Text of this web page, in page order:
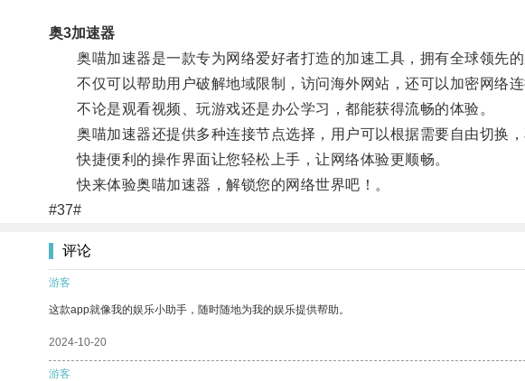
奥3加速器
奥喵加速器是一款专为网络爱好者打造的加速工具，拥有全球领先的
不仅可以帮助用户破解地域限制，访问海外网站，还可以加密网络连
不论是观看视频、玩游戏还是办公学习，都能获得流畅的体验。
奥喵加速器还提供多种连接节点选择，用户可以根据需要自由切换，
快捷便利的操作界面让您轻松上手，让网络体验更顺畅。
快来体验奥喵加速器，解锁您的网络世界吧！。
#37#
评论
游客
这款app就像我的娱乐小助手，随时随地为我的娱乐提供帮助。
2024-10-20
游客